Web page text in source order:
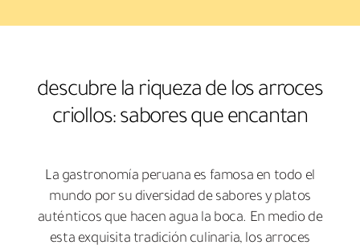
descubre la riqueza de los arroces
criollos: sabores que encantan
La gastronomía peruana es famosa en todo el
mundo por su diversidad de sabores y platos
auténticos que hacen agua la boca. En medio de
esta exquisita tradición culinaria, los arroces